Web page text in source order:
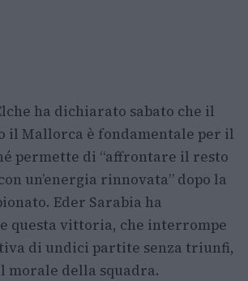
ha dichiarato sabato che il
il Mallorca è fondamentale per il
permette di “affrontare il resto
un’energia rinnovata” dopo la
Eder Sarabia ha
questa vittoria, che interrompe
di undici partite senza triunfi,
morale della squadra.